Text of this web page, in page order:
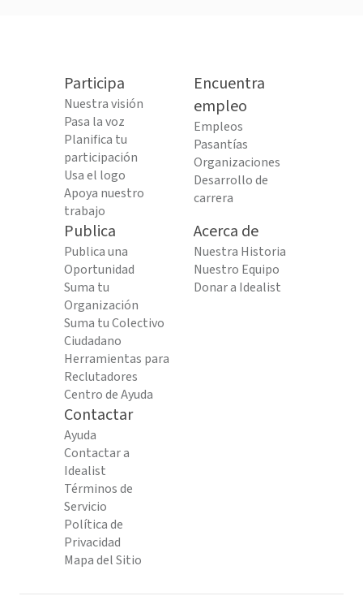
Participa
Nuestra visión
Pasa la voz
Planifica tu
participación
Usa el logo
Apoya nuestro
trabajo
Encuentra
empleo
Empleos
Pasantías
Organizaciones
Desarrollo de
carrera
Publica
Publica una
Oportunidad
Suma tu
Organización
Suma tu Colectivo
Ciudadano
Herramientas para
Reclutadores
Centro de Ayuda
Acerca de
Nuestra Historia
Nuestro Equipo
Donar a Idealist
Contactar
Ayuda
Contactar a
Idealist
Términos de
Servicio
Política de
Privacidad
Mapa del Sitio